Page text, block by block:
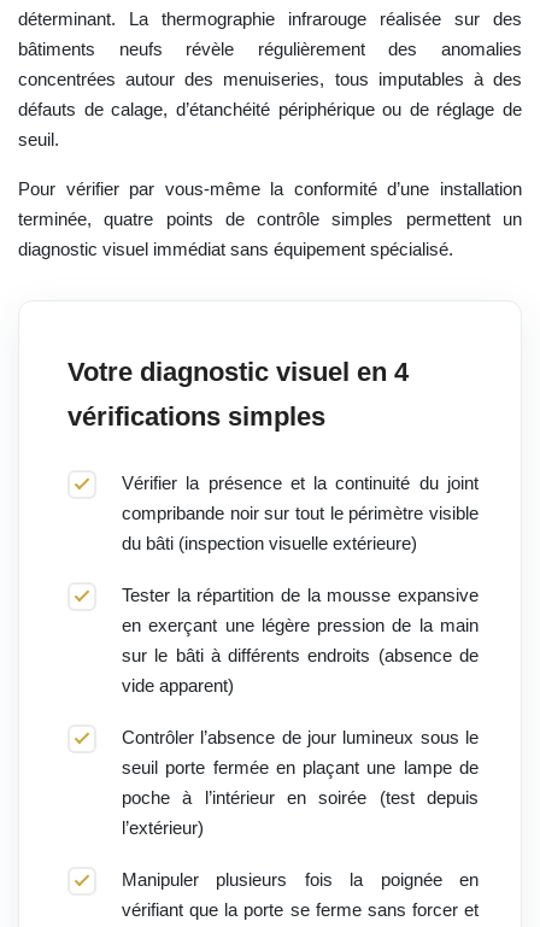
déterminant. La thermographie infrarouge réalisée sur des
bâtiments neufs révèle régulièrement des anomalies
concentrées autour des menuiseries, tous imputables à des
défauts de calage, d’étanchéité périphérique ou de réglage de
seuil.
Pour vérifier par vous-même la conformité d’une installation
terminée, quatre points de contrôle simples permettent un
diagnostic visuel immédiat sans équipement spécialisé.
Votre diagnostic visuel en 4
vérifications simples
Vérifier la présence et la continuité du joint
compribande noir sur tout le périmètre visible
du bâti (inspection visuelle extérieure)
Tester la répartition de la mousse expansive
en exerçant une légère pression de la main
sur le bâti à différents endroits (absence de
vide apparent)
Contrôler l’absence de jour lumineux sous le
seuil porte fermée en plaçant une lampe de
poche à l’intérieur en soirée (test depuis
l’extérieur)
Manipuler plusieurs fois la poignée en
vérifiant que la porte se ferme sans forcer et